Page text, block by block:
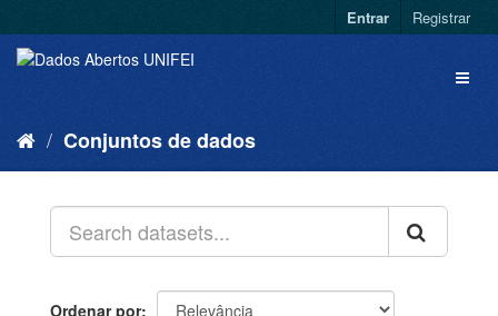
Entrar Registrar
Conjuntos de dados
Ordenar por